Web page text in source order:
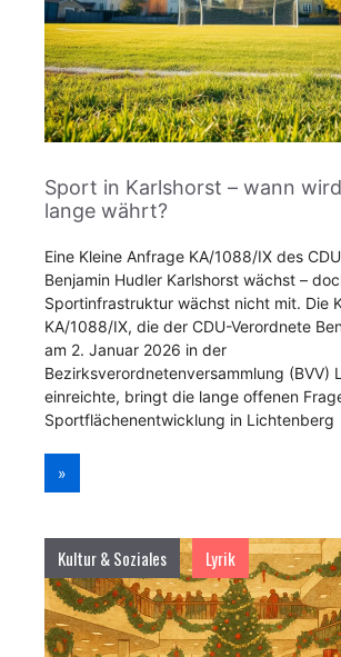
Sport in Karlshorst – wann
lange währt?
Eine Kleine Anfrage KA/1088/IX des
Benjamin Hudler Karlshorst wächst –
Sportinfrastruktur wächst nicht mit. Die
KA/1088/IX, die der CDU-Verordnete
am 2. Januar 2026 in der
Bezirksverordnetenversammlung (BVV)
einreichte, bringt die lange offenen
Sportflächenentwicklung in Lichtenberg
»
Kultur & Soziales Lyrik